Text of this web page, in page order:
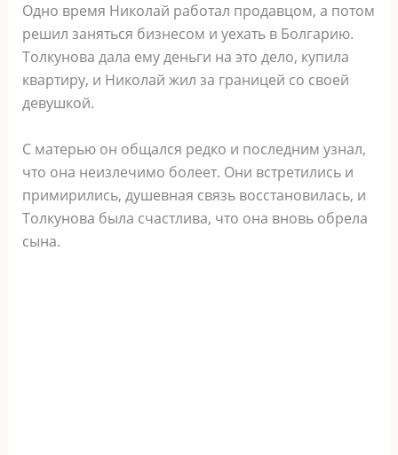
Одно время Николай работал продавцом, а потом
решил заняться бизнесом и уехать в Болгарию.
Толкунова дала ему деньги на это дело, купила
квартиру, и Николай жил за границей со своей
девушкой.
С матерью он общался редко и последним узнал,
что она неизлечимо болеет. Они встретились и
примирились, душевная связь восстановилась, и
Толкунова была счастлива, что она вновь обрела
сына.